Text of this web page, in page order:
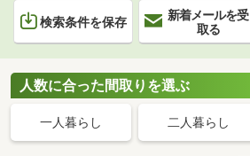
検索条件を保存
新着メールを受
取る
人数に合った間取りを選ぶ
一人暮らし 二人暮らし